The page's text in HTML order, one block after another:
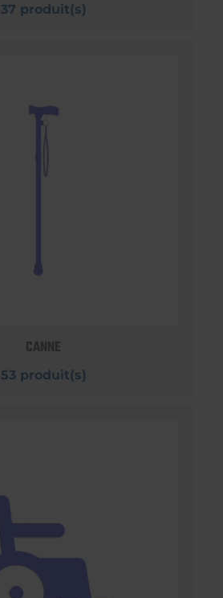
37 produit(s)
CANNE
53 produit(s)